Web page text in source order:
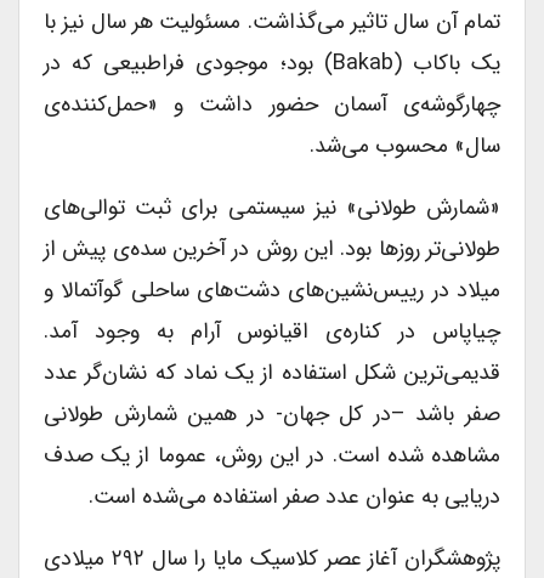
تمام آن سال تاثیر می‌گذاشت. مسئولیت هر سال نیز با
یک باکاب (Bakab) بود؛ موجودی فراطبیعی که در
چهارگوشه‌ی آسمان حضور داشت و «حمل‌کننده‌ی
سال» محسوب می‌شد.
«شمارش طولانی» نیز سیستمی برای ثبت توالی‌های
طولانی‌تر روزها بود. این روش در آخرین سده‌ی پیش از
میلاد در رییس‌نشین‌های دشت‌های ساحلی گوآتمالا و
چیاپاس در کناره‌ی اقیانوس آرام به وجود آمد.
قدیمی‌ترین شکل استفاده از یک نماد که نشان‌گر عدد
صفر باشد –در کل جهان- در همین شمارش طولانی
مشاهده شده است. در این روش، عموما از یک صدف
دریایی به عنوان عدد صفر استفاده می‌شده است.
پژوهشگران آغاز عصر کلاسیک مایا را سال ۲۹۲ میلادی